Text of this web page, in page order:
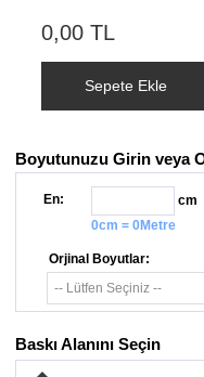
0,00 TL
Sepete Ekle
Boyutunuzu Girin veya
En:
cm
0cm = 0Metre
Orjinal Boyutlar:
Baskı Alanını Seçin